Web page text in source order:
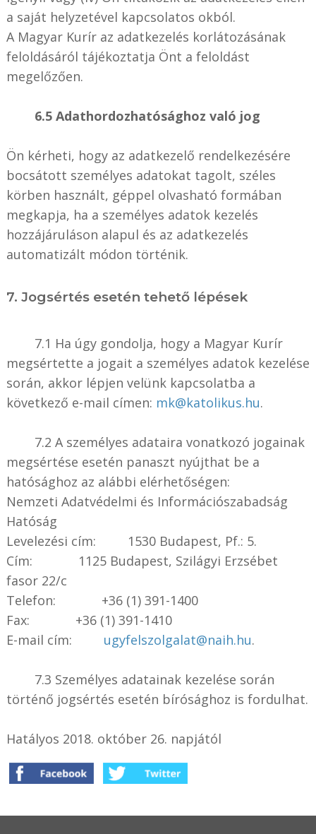
a saját helyzetével kapcsolatos okból.
A Magyar Kurír az adatkezelés korlátozásának
feloldásáról tájékoztatja Önt a feloldást
megelőzően.
6.5 Adathordozhatósághoz való jog
Ön kérheti, hogy az adatkezelő rendelkezésére
bocsátott személyes adatokat tagolt, széles
körben használt, géppel olvasható formában
megkapja, ha a személyes adatok kezelés
hozzájáruláson alapul és az adatkezelés
automatizált módon történik.
7. Jogsértés esetén tehető lépések
7.1 Ha úgy gondolja, hogy a Magyar Kurír
megsértette a jogait a személyes adatok kezelése
során, akkor lépjen velünk kapcsolatba a
következő e-mail címen: mk@katolikus.hu.
7.2 A személyes adataira vonatkozó jogainak
megsértése esetén panaszt nyújthat be a
hatósághoz az alábbi elérhetőségen:
Nemzeti Adatvédelmi és Információszabadság
Hatóság
Levelezési cím: 1530 Budapest, Pf.: 5.
Cím: 1125 Budapest, Szilágyi Erzsébet
fasor 22/c
Telefon: +36 (1) 391-1400
Fax: +36 (1) 391-1410
E-mail cím: ugyfelszolgalat@naih.hu.
7.3 Személyes adatainak kezelése során
történő jogsértés esetén bírósághoz is fordulhat.
Hatályos 2018. október 26. napjától